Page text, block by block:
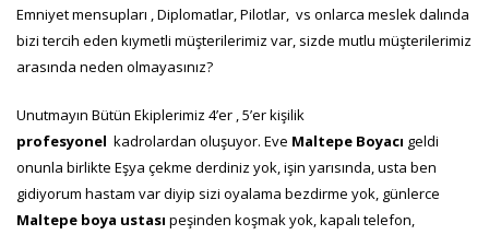
Emniyet mensupları , Diplomatlar, Pilotlar, vs onlarca meslek dalında
bizi tercih eden kıymetli müşterilerimiz var, sizde mutlu müşterilerimiz
arasında neden olmayasınız?
Unutmayın Bütün Ekiplerimiz 4’er , 5’er kişilik
profesyonel kadrolardan oluşuyor. Eve Maltepe Boyacı geldi
onunla birlikte Eşya çekme derdiniz yok, işin yarısında, usta ben
gidiyorum hastam var diyip sizi oyalama bezdirme yok, günlerce
Maltepe boya ustası peşinden koşmak yok, kapalı telefon,